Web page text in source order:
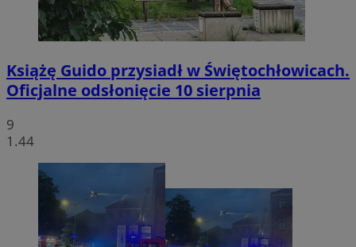
Książę Guido przysiadł w Świętochłowicach.
Oficjalne odsłonięcie 10 sierpnia
9
1.44